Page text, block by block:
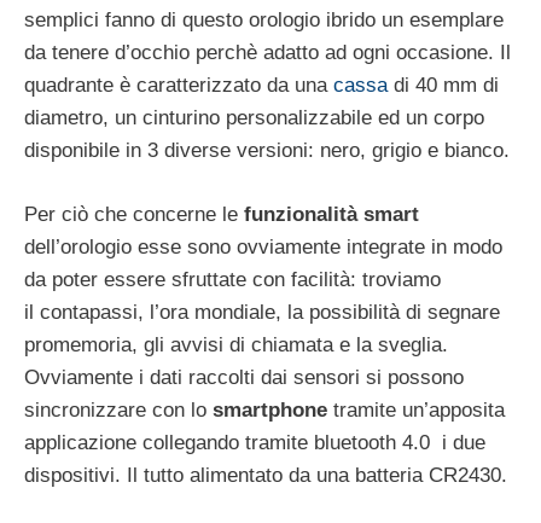
semplici fanno di questo orologio ibrido un esemplare
da tenere d’occhio perchè adatto ad ogni occasione. Il
quadrante è caratterizzato da una cassadi 40 mm di
diametro, un cinturino personalizzabile ed un corpo
disponibile in 3 diverse versioni: nero, grigio e bianco.
Per ciò che concerne le funzionalità smart
dell’orologio esse sono ovviamente integrate in modo
da poter essere sfruttate con facilità: troviamo
il contapassi, l’ora mondiale, la possibilità di segnare
promemoria, gli avvisi di chiamata e la sveglia.
Ovviamente i dati raccolti dai sensori si possono
sincronizzare con lo smartphone tramite un’apposita
applicazione collegando tramite bluetooth 4.0 i due
dispositivi. Il tutto alimentato da una batteria CR2430.